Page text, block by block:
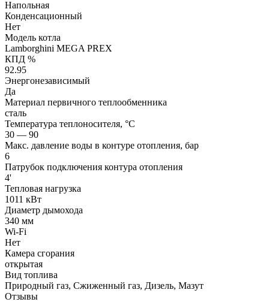
Напольная
Конденсационный
Нет
Модель котла
Lamborghini MEGA PREX
КПД %
92.95
Энергонезависимый
Да
Материал первичного теплообменника
сталь
Температура теплоносителя, °С
30 — 90
Макс. давление воды в контуре отопления, бар
6
Патрубок подключения контура отопления
4'
Тепловая нагрузка
1011 кВт
Диаметр дымохода
340 мм
Wi-Fi
Нет
Камера сгорания
открытая
Вид топлива
Природный газ, Сжиженный газ, Дизель, Мазут
Отзывы